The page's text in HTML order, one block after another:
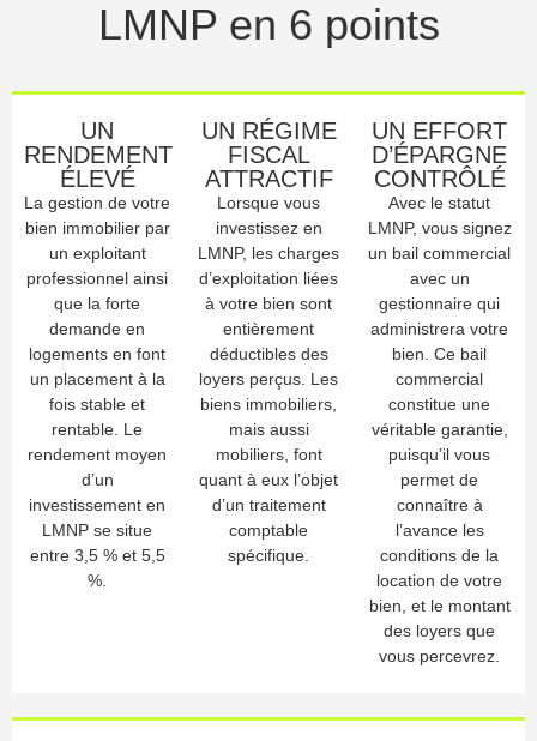
LMNP en 6 points
UN
RENDEMENT
ÉLEVÉ
La gestion de votre
bien immobilier par
un exploitant
professionnel ainsi
que la forte
demande en
logements en font
un placement à la
fois stable et
rentable. Le
rendement moyen
d’un
investissement en
LMNP se situe
entre 3,5 % et 5,5
%.
UN RÉGIME
FISCAL
ATTRACTIF
Lorsque vous
investissez en
LMNP, les charges
d’exploitation liées
à votre bien sont
entièrement
déductibles des
loyers perçus. Les
biens immobiliers,
mais aussi
mobiliers, font
quant à eux l’objet
d’un traitement
comptable
spécifique.
UN EFFORT
D’ÉPARGNE
CONTRÔLÉ
Avec le statut
LMNP, vous signez
un bail commercial
avec un
gestionnaire qui
administrera votre
bien. Ce bail
commercial
constitue une
véritable garantie,
puisqu’il vous
permet de
connaître à
l’avance les
conditions de la
location de votre
bien, et le montant
des loyers que
vous percevrez.